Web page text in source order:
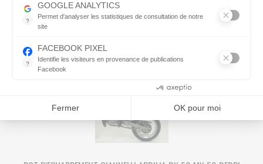
ou GIANNELLI pour moto APRILIA RX 125 MX 125 afin de comp...
246,60 €
?
GOOGLE ANALYTICS
Permet d'analyser les statistiques de consultation de notre
site
?
FACEBOOK PIXEL
Identifie les visiteurs en provenance de publications
Facebook
Fermer OK pour moi